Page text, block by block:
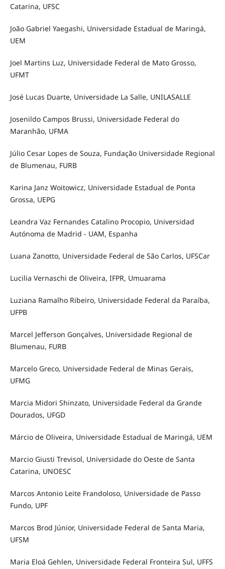
Catarina, UFSC
João Gabriel Yaegashi, Universidade Estadual de Maringá,
UEM
Joel Martins Luz, Universidade Federal de Mato Grosso,
UFMT
José Lucas Duarte, Universidade La Salle, UNILASALLE
Josenildo Campos Brussi, Universidade Federal do
Maranhão, UFMA
Júlio Cesar Lopes de Souza, Fundação Universidade Regional
de Blumenau, FURB
Karina Janz Woitowicz, Universidade Estadual de Ponta
Grossa, UEPG
Leandra Vaz Fernandes Catalino Procopio, Universidad
Autónoma de Madrid - UAM, Espanha
Luana Zanotto, Universidade Federal de São Carlos, UFSCar
Lucilia Vernaschi de Oliveira, IFPR, Umuarama
Luziana Ramalho Ribeiro, Universidade Federal da Paraíba,
UFPB
Marcel Jefferson Gonçalves, Universidade Regional de
Blumenau, FURB
Marcelo Greco, Universidade Federal de Minas Gerais,
UFMG
Marcia Midori Shinzato, Universidade Federal da Grande
Dourados, UFGD
Márcio de Oliveira, Universidade Estadual de Maringá, UEM
Marcio Giusti Trevisol, Universidade do Oeste de Santa
Catarina, UNOESC
Marcos Antonio Leite Frandoloso, Universidade de Passo
Fundo, UPF
Marcos Brod Júnior, Universidade Federal de Santa Maria,
UFSM
Maria Eloá Gehlen, Universidade Federal Fronteira Sul, UFFS